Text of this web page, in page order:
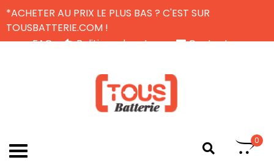
*ACHETER AU PRIX LE PLUS BAS ? C'EST SUR
TOUSBATTERIE.COM !
FAQ
Politique de retour
Contactez-nous
0